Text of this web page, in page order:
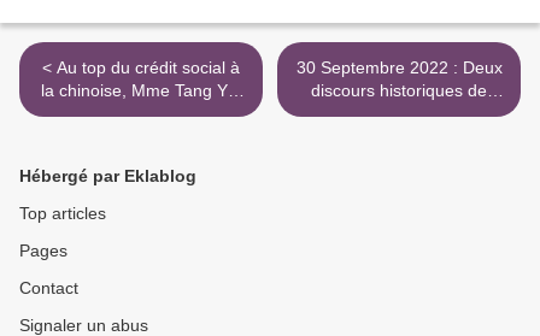
< Au top du crédit social à
la chinoise, Mme Tang Yu,
PDG robot
30 Septembre 2022 : Deux
discours historiques de
Vladimir Poutine, pour la
Hébergé par Eklablog
Top articles
Pages
Contact
Signaler un abus